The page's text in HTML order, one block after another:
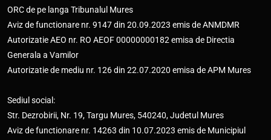
ORC de pe langa Tribunalul Mures
Aviz de functionare nr. 9147 din 20.09.2023 emis de ANMDMR
Autorizatie AEO nr. RO AEOF 00000000182 emisa de Directia
Generala a Vamilor
Autorizatie de mediu nr. 126 din 22.07.2020 emisa de APM Mures
Sediul social:
Str. Dezrobirii, Nr. 19, Targu Mures, 540240, Judetul Mures
Aviz de functionare nr. 14263 din 10.07.2023 emis de Municipiul